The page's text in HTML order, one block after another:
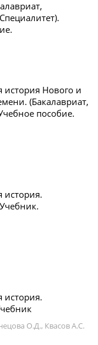
история Нового и
(Бакалавриат,
пособие.
история.
история.
О.Д., Квасов А.С.